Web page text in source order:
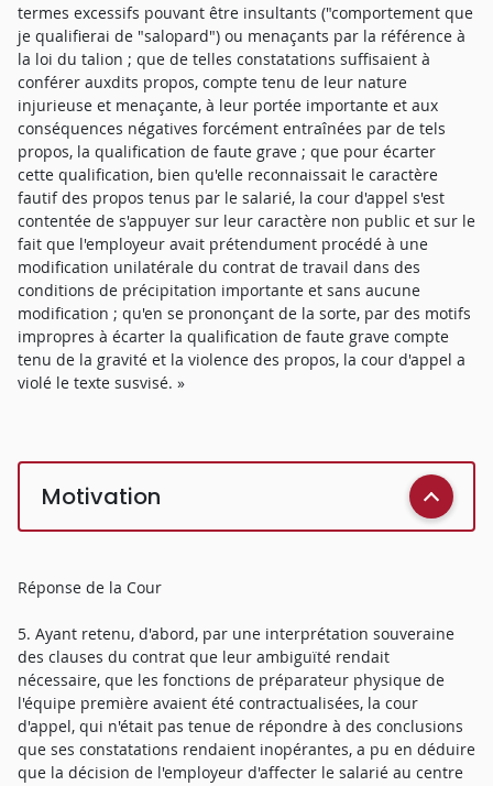
termes excessifs pouvant être insultants ("comportement que
je qualifierai de "salopard") ou menaçants par la référence à
la loi du talion ; que de telles constatations suffisaient à
conférer auxdits propos, compte tenu de leur nature
injurieuse et menaçante, à leur portée importante et aux
conséquences négatives forcément entraînées par de tels
propos, la qualification de faute grave ; que pour écarter
cette qualification, bien qu'elle reconnaissait le caractère
fautif des propos tenus par le salarié, la cour d'appel s'est
contentée de s'appuyer sur leur caractère non public et sur le
fait que l'employeur avait prétendument procédé à une
modification unilatérale du contrat de travail dans des
conditions de précipitation importante et sans aucune
modification ; qu'en se prononçant de la sorte, par des motifs
impropres à écarter la qualification de faute grave compte
tenu de la gravité et la violence des propos, la cour d'appel a
violé le texte susvisé. »
Motivation
Réponse de la Cour
5. Ayant retenu, d'abord, par une interprétation souveraine
des clauses du contrat que leur ambiguïté rendait
nécessaire, que les fonctions de préparateur physique de
l'équipe première avaient été contractualisées, la cour
d'appel, qui n'était pas tenue de répondre à des conclusions
que ses constatations rendaient inopérantes, a pu en déduire
que la décision de l'employeur d'affecter le salarié au centre